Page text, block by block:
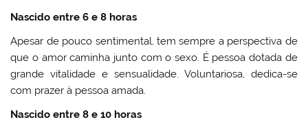
Nascido entre 6 e 8 horas
Apesar de pouco sentimental, tem sempre a perspectiva de
que o amor caminha junto com o sexo. É pessoa dotada de
grande vitalidade e sensualidade. Voluntariosa, dedica-se
com prazer à pessoa amada.
Nascido entre 8 e 10 horas